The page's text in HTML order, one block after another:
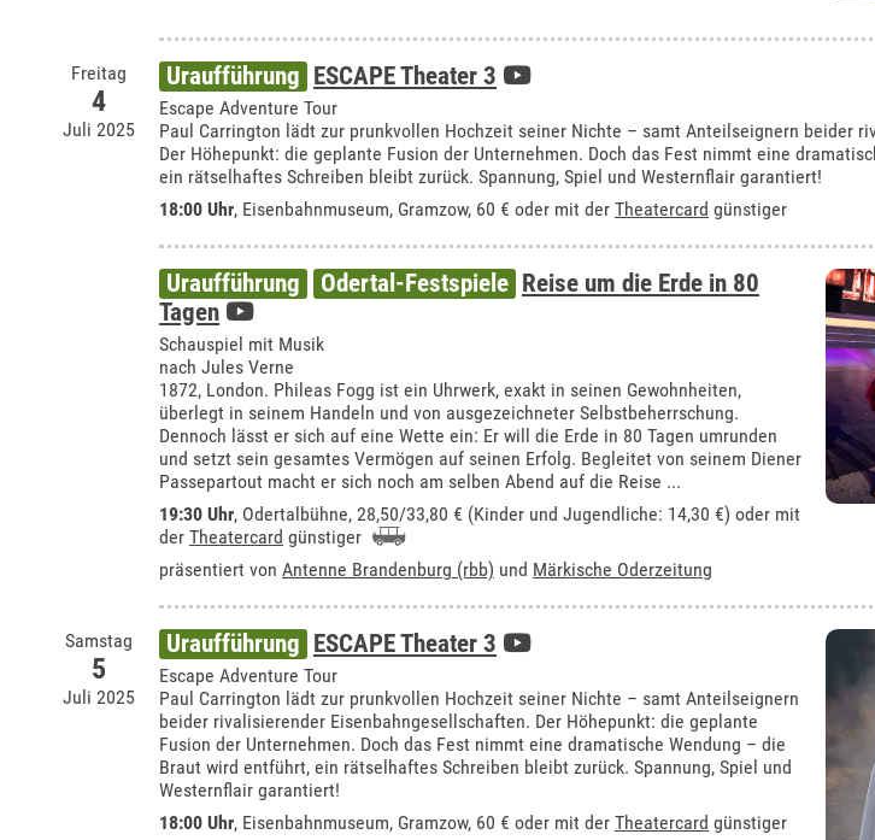
Freitag
4
Juli 2025
Uraufführung ESCAPE Theater 3
Escape Adventure Tour
Paul Carrington lädt zur prunkvollen Hochzeit seiner Nichte – samt Anteilseignern beider
Der Höhepunkt: die geplante Fusion der Unternehmen. Doch das Fest nimmt eine
ein rätselhaftes Schreiben bleibt zurück. Spannung, Spiel und Westernflair garantiert!
18:00 Uhr, Eisenbahnmuseum, Gramzow, 60 € oder mit der Theatercard günstiger
Uraufführung Odertal-Festspiele Reise um die Erde in 80
Tagen
Schauspiel mit Musik
nach Jules Verne
1872, London. Phileas Fogg ist ein Uhrwerk, exakt in seinen Gewohnheiten,
überlegt in seinem Handeln und von ausgezeichneter Selbstbeherrschung.
Dennoch lässt er sich auf eine Wette ein: Er will die Erde in 80 Tagen umrunden
und setzt sein gesamtes Vermögen auf seinen Erfolg. Begleitet von seinem Diener
Passepartout macht er sich noch am selben Abend auf die Reise ...
19:30 Uhr, Odertalbühne, 28,50/33,80 € (Kinder und Jugendliche: 14,30 €) oder mit
der Theatercard günstiger
präsentiert von Antenne Brandenburg (rbb) und Märkische Oderzeitung
Samstag
5
Juli 2025
Uraufführung ESCAPE Theater 3
Escape Adventure Tour
Paul Carrington lädt zur prunkvollen Hochzeit seiner Nichte – samt Anteilseignern
beider rivalisierender Eisenbahngesellschaften. Der Höhepunkt: die geplante
Fusion der Unternehmen. Doch das Fest nimmt eine dramatische Wendung – die
Braut wird entführt, ein rätselhaftes Schreiben bleibt zurück. Spannung, Spiel und
Westernflair garantiert!
18:00 Uhr, Eisenbahnmuseum, Gramzow, 60 € oder mit der Theatercard günstiger